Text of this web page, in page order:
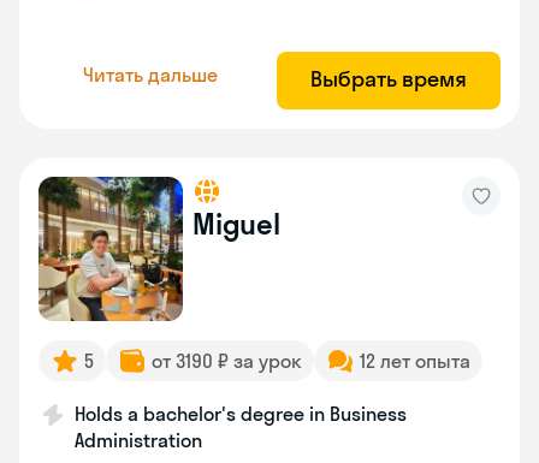
Читать дальше Выбрать время
Miguel
5 от 3190 ₽ за урок 12 лет опыта
Holds a bachelor's degree in Business
Administration